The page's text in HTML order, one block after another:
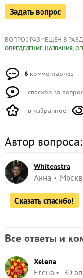
Задать вопрос
ВОПРОС РАЗМЕЩЕН В
ОПРЕДЕЛЕНИЕ, НАЗВАНИЯ,
6 комментариев
спасибо за вопрос
в избранное
Автор вопроса:
Whiteastra
Анна
Сказать спасибо!
Все ответы и
Xelena
Елена
30